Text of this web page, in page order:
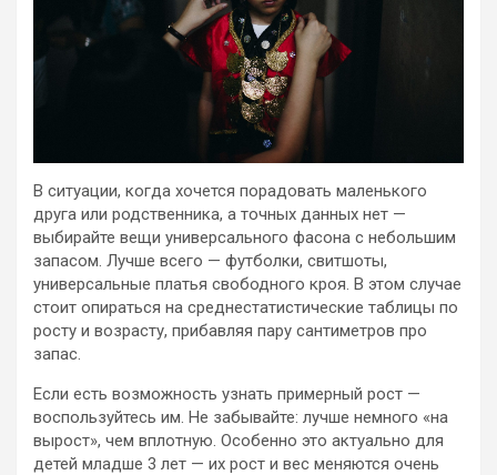
В ситуации, когда хочется порадовать маленького
друга или родственника, а точных данных нет —
выбирайте вещи универсального фасона с небольшим
запасом. Лучше всего — футболки, свитшоты,
универсальные платья свободного кроя. В этом случае
стоит опираться на среднестатистические таблицы по
росту и возрасту, прибавляя пару сантиметров про
запас.
Если есть возможность узнать примерный рост —
воспользуйтесь им. Не забывайте: лучше немного «на
вырост», чем вплотную. Особенно это актуально для
детей младше 3 лет — их рост и вес меняются очень